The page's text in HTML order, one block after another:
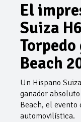
El
Suiza
Torpedo
Beach
Un Hispano
ganador
Beach, el
automovilística.